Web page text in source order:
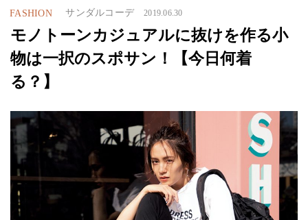
FASHION サンダルコーデ 2019.06.30
モノトーンカジュアルに抜けを作る小
物は一択のスポサン！【今日何着
る？】